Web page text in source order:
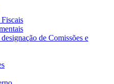
de Comissões e